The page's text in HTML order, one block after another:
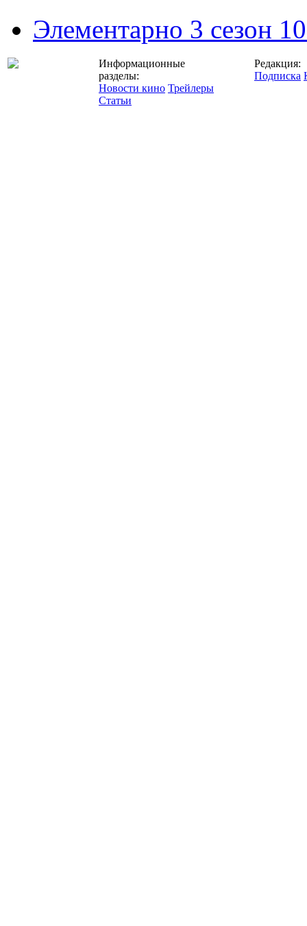
Элементарно 3 сезон
Информационные
разделы:
Новости кино Трейлеры
Статьи
Редакция:
Подписка